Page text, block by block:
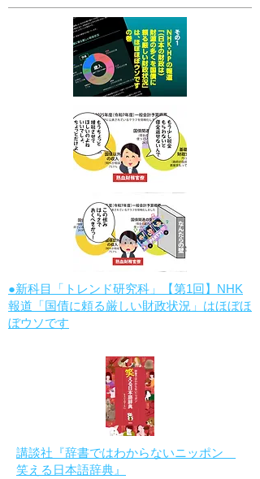
●新科目「トレンド研究科」【第1回】NHK
報道「国債に頼る厳しい財政状況」はほぼほ
ぼウソです
講談社『辞書ではわからないニッポン
笑える日本語辞典』